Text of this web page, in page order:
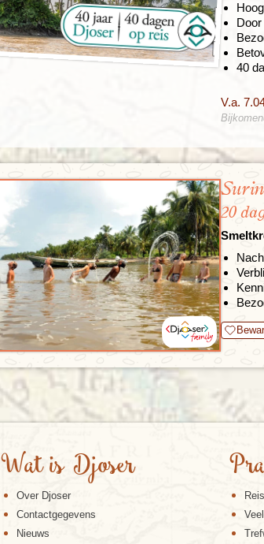
40
V.a.
20
Wat is Djoser
Over Djoser
Contactgegevens
Nieuws